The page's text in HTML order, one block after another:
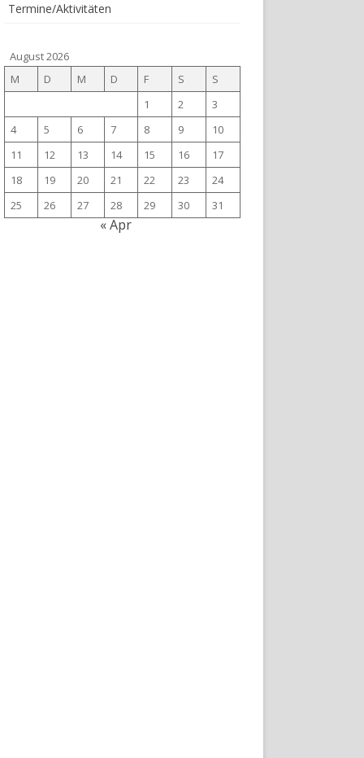
Termine/Aktivitäten
August 2026
M
D M D F S
S
1
2
3
4
5 6 7 8 9
10
11
12 13 14 15 16
17
18
19 20 21 22 23
24
25
26 27 28 29 30 31
« Apr